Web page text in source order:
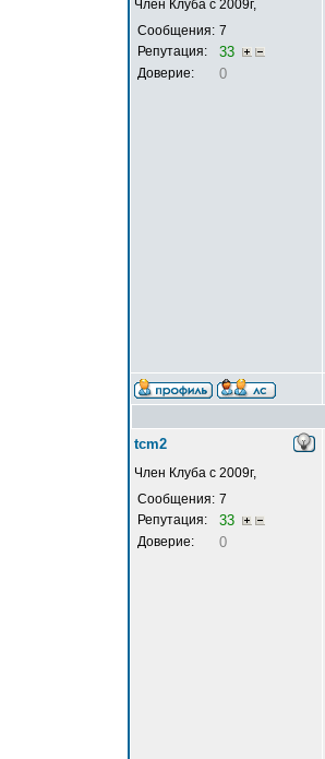
Член Клуба с 2009г,
Сообщения: 7
Репутация:
33
Доверие: 0
tcm2
Член Клуба с 2009г,
Сообщения: 7
Репутация:
33
Доверие: 0